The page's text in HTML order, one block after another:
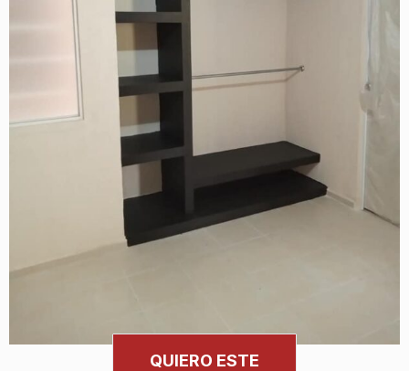
Últimos
Trabajos
Tienda
QUIERO ESTE